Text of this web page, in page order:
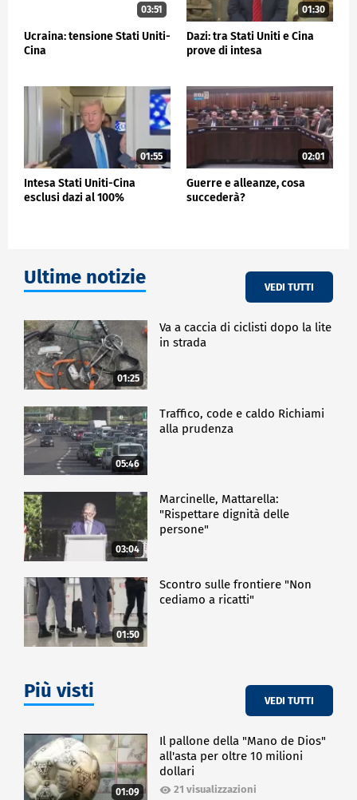
03:51
Ucraina: tensione Stati Uniti-
Cina
01:30
Dazi: tra Stati Uniti e Cina
prove di intesa
01:55
Intesa Stati Uniti-Cina
esclusi dazi al 100%
02:01
Guerre e alleanze, cosa
succederà?
Ultime notizie VEDI TUTTI
01:25
Va a caccia di ciclisti dopo la lite
in strada
05:46
Traffico, code e caldo Richiami
alla prudenza
03:04
Marcinelle, Mattarella:
"Rispettare dignità delle
persone"
01:50
Scontro sulle frontiere "Non
cediamo a ricatti"
Più visti VEDI TUTTI
01:09
Il pallone della "Mano de Dios"
all'asta per oltre 10 milioni
dollari
21 visualizzazioni